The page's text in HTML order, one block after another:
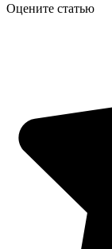
Оцените статью